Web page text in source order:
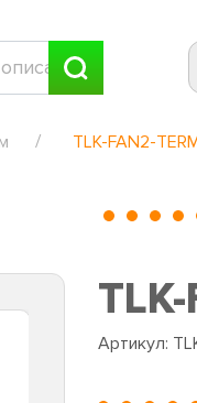
TLK-FAN2-
Артикул: